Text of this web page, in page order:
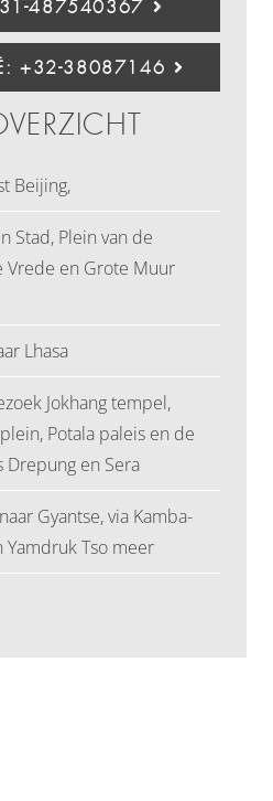
487540367
+32-38087146
Beijing,
Stad, Plein van de
Vrede en Grote Muur
Lhasa
Jokhang tempel,
Potala paleis en de
Drepung en Sera
Gyantse, via Kamba-
Yamdruk Tso meer